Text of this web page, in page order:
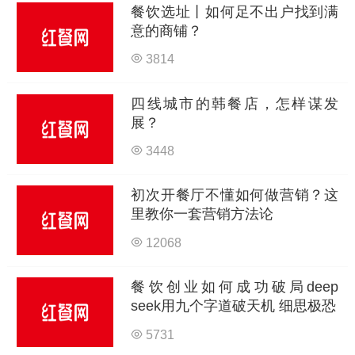
餐饮选址丨如何足不出户找到满
意的商铺？
3814
四线城市的韩餐店，怎样谋发
展？
3448
初次开餐厅不懂如何做营销？这
里教你一套营销方法论
12068
餐饮创业如何成功破局deep
seek用九个字道破天机 细思极恐
5731